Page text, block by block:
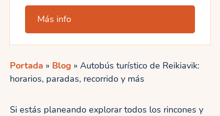
Más info
Portada » Blog » Autobús turístico de Reikiavik:
horarios, paradas, recorrido y más
Si estás planeando explorar todos los rincones y